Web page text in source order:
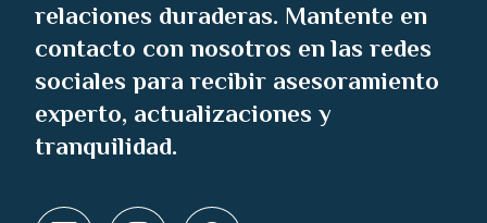
relaciones duraderas. Mantente en
contacto con nosotros en las redes
sociales para recibir asesoramiento
experto, actualizaciones y
tranquilidad.